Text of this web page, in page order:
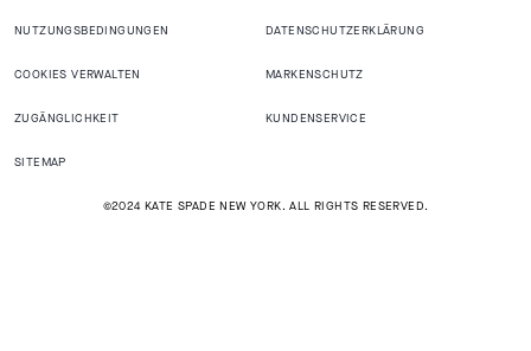
NUTZUNGSBEDINGUNGEN DATENSCHUTZERKLÄRUNG
COOKIES VERWALTEN MARKENSCHUTZ
ZUGÄNGLICHKEIT KUNDENSERVICE
SITEMAP
©2024 KATE SPADE NEW YORK. ALL RIGHTS RESERVED.